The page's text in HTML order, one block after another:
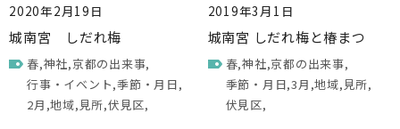
2020年2月19日
城南宮 しだれ梅
春 神社 京都の出来事
行事・イベント 季節・月日
2月 地域 見所 伏見区
2019年3月1日
城南宮 しだれ梅と椿まつ
春 神社 京都の出来事
季節・月日 3月 地域 見所
伏見区